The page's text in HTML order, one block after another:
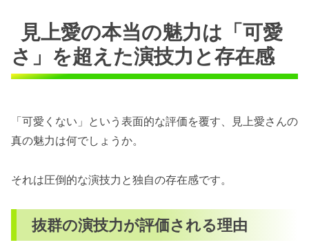
見上愛の本当の魅力は「可愛
さ」を超えた演技力と存在感
「可愛くない」という表面的な評価を覆す、見上愛さんの
真の魅力は何でしょうか。
それは圧倒的な演技力と独自の存在感です。
抜群の演技力が評価される理由